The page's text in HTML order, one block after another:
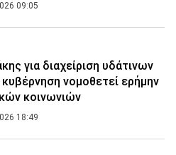
09:05
για διαχείριση υδάτινων
νομοθετεί ερήμην
κοινωνιών
18:49